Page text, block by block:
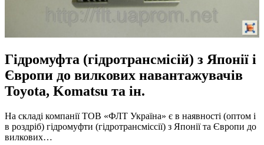
Гідромуфта (гідротрансмісій) з Японії і
Європи до вилкових навантажувачів
Toyota, Komatsu та ін.
На складі компанії ТОВ «ФЛТ Україна» є в наявності (оптом і
в роздріб) гідромуфти (гідротрансміссії) з Японії та Європи до
вилкових…